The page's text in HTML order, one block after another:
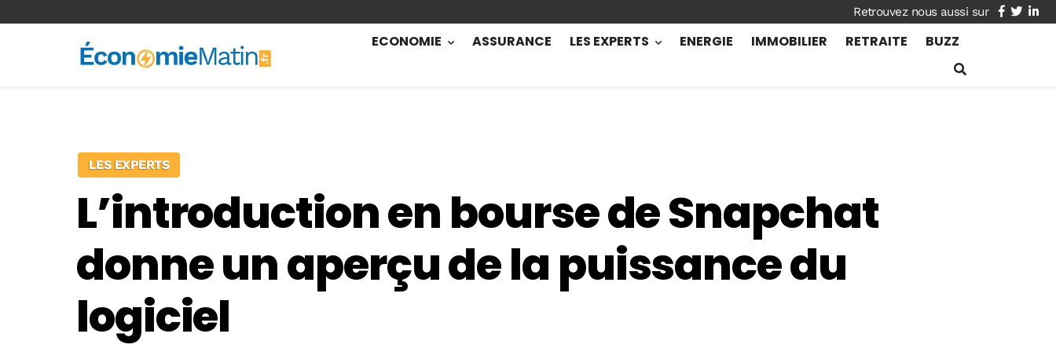
facebook
twitter
ECONOMIE ASSURANCE LES EXPERTS ENERGIE IMMOBILIER RETRAITE BUZZ
LES EXPERTS
L’introduction en bourse de Snapchat
donne un aperçu de la puissance du
logiciel